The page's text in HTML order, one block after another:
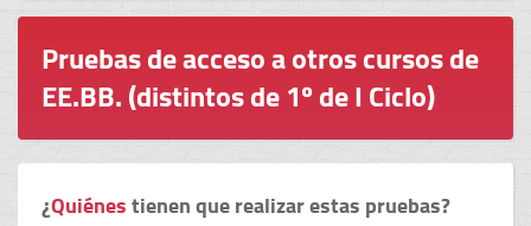
Pruebas de acceso a otros cursos de
EE.BB. (distintos de 1º de I Ciclo)
¿Quiénestienen que realizar estas pruebas?